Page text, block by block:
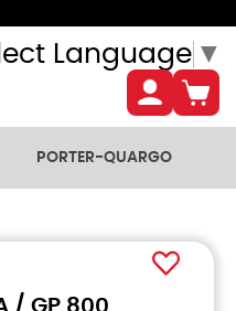
Language ▼
PORTER-QUARGO
/ GP 800